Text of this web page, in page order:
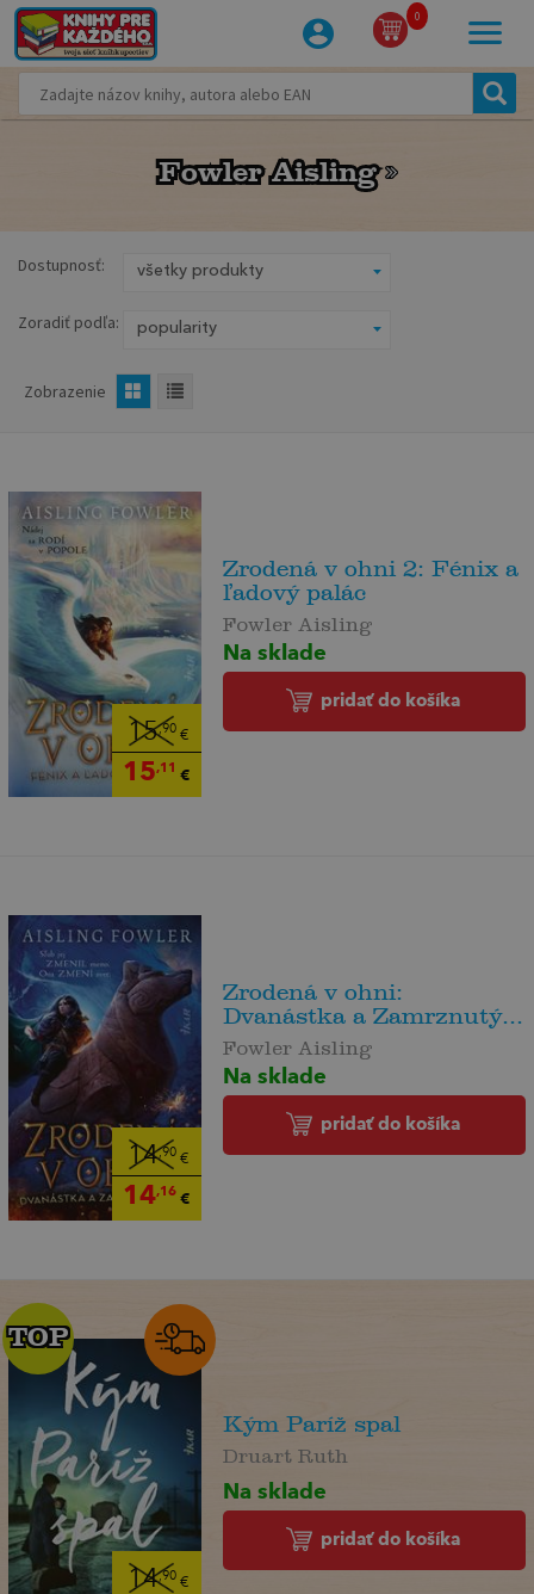
0
Fowler Aisling
Fowler Aisling
Dostupnosť:
Zoradiť podľa:
Zobrazenie
15,90€
15,11 €
Zrodená v ohni 2: Fénix a
ľadový palác
Fowler Aisling
Na sklade
pridať do košíka
14,90€
14,16€
Zrodená v ohni:
Dvanástka a Zamrznutý...
Fowler Aisling
Na sklade
pridať do košíka
14,90€
TOP
TOP
Kým Paríž spal
Druart Ruth
Na sklade
pridať do košíka